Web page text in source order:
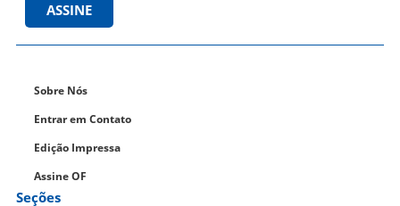
ASSINE
Sobre Nós
Entrar em Contato
Edição Impressa
Assine OF
Seções